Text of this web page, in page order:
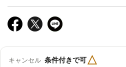
キャンセル 条件付きで可△